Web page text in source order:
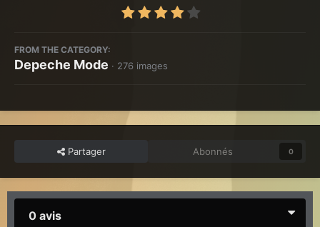
FROM THE CATEGORY:
Depeche Mode · 276 images
Partager Abonnés 0
0 avis